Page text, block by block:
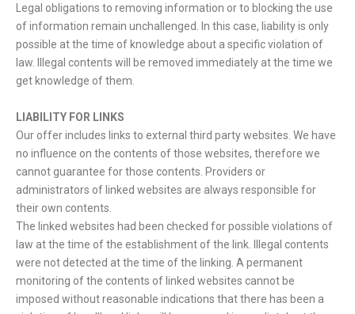
Legal obligations to removing information or to blocking the use
of information remain unchallenged. In this case, liability is only
possible at the time of knowledge about a specific violation of
law. Illegal contents will be removed immediately at the time we
get knowledge of them.
LIABILITY FOR LINKS
Our offer includes links to external third party websites. We have
no influence on the contents of those websites, therefore we
cannot guarantee for those contents. Providers or
administrators of linked websites are always responsible for
their own contents.
The linked websites had been checked for possible violations of
law at the time of the establishment of the link. Illegal contents
were not detected at the time of the linking. A permanent
monitoring of the contents of linked websites cannot be
imposed without reasonable indications that there has been a